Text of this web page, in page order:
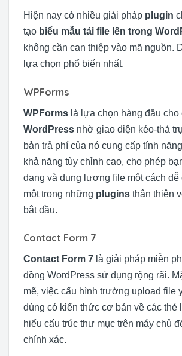
Hiện nay có nhiều giải pháp plugin
tạo biểu mẫu tải file lên trong
không cần can thiệp vào mã nguồn.
lựa chọn phổ biến nhất.
WPForms
WPForms là lựa chọn hàng đầu cho
WordPress nhờ giao diện kéo-thả
bản trả phí của nó cung cấp tính
khả năng tùy chỉnh cao, cho phép
dạng và dung lượng file một cách dễ
một trong những plugins thân thiện
bắt đầu.
Contact Form 7
Contact Form 7 là giải pháp miễn
đồng WordPress sử dụng rộng rãi.
mẽ, việc cấu hình trường upload file
dùng có kiến thức cơ bản về các thẻ
hiểu cấu trúc thư mục trên máy chủ
chính xác.